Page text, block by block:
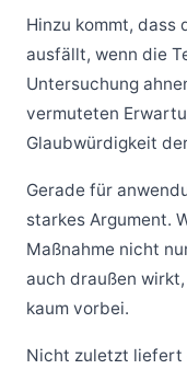
Hinzu kommt,
ausfällt, wenn die
Untersuchung
vermuteten
Glaubwürdigkeit
Gerade für
starkes Argument.
Maßnahme nicht
auch draußen
kaum vorbei.
Nicht zuletzt liefert